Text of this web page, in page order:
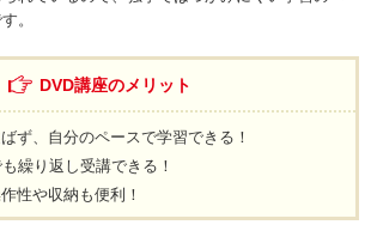
。
DVD講座のメリット
ず、自分のペースで学習できる！
繰り返し受講できる！
性や収納も便利！